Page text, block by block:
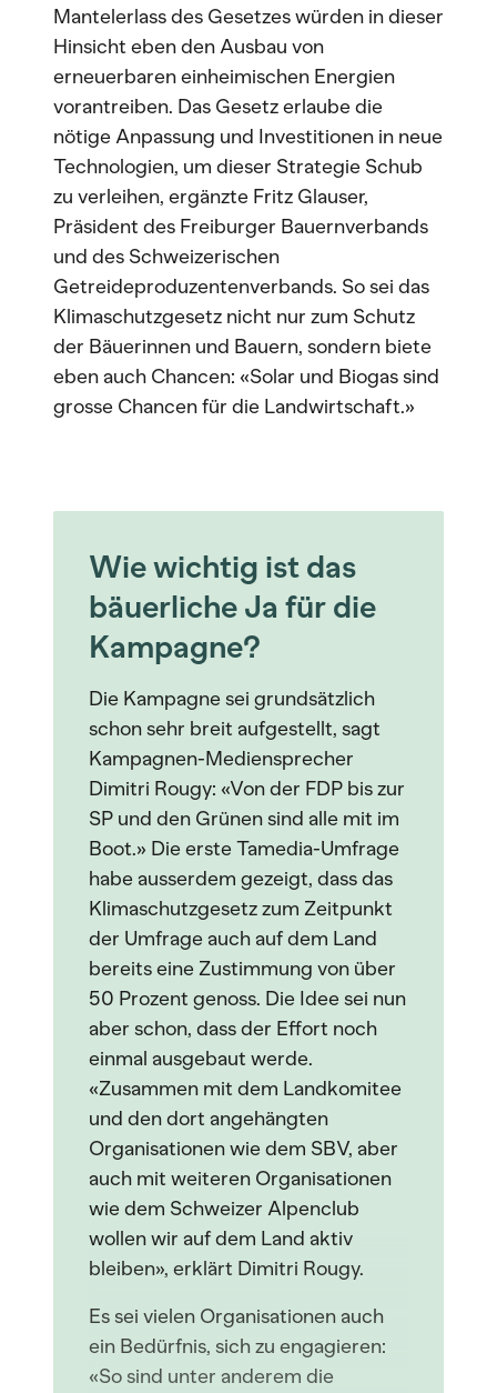
Mantelerlass des Gesetzes würden in dieser
Hinsicht eben den Ausbau von
erneuerbaren einheimischen Energien
vorantreiben. Das Gesetz erlaube die
nötige Anpassung und Investitionen in neue
Technologien, um dieser Strategie Schub
zu verleihen, ergänzte Fritz Glauser,
Präsident des Freiburger Bauernverbands
und des Schweizerischen
Getreideproduzentenverbands. So sei das
Klimaschutzgesetz nicht nur zum Schutz
der Bäuerinnen und Bauern, sondern biete
eben auch Chancen: «Solar und Biogas sind
grosse Chancen für die Landwirtschaft.»
Wie wichtig ist das
bäuerliche Ja für die
Kampagne?
Die Kampagne sei grundsätzlich
schon sehr breit aufgestellt, sagt
Kampagnen-Mediensprecher
Dimitri Rougy: «Von der FDP bis zur
SP und den Grünen sind alle mit im
Boot.» Die erste Tamedia-Umfrage
habe ausserdem gezeigt, dass das
Klimaschutzgesetz zum Zeitpunkt
der Umfrage auch auf dem Land
bereits eine Zustimmung von über
50 Prozent genoss. Die Idee sei nun
aber schon, dass der Effort noch
einmal ausgebaut werde.
«Zusammen mit dem Landkomitee
und den dort angehängten
Organisationen wie dem SBV, aber
auch mit weiteren Organisationen
wie dem Schweizer Alpenclub
wollen wir auf dem Land aktiv
bleiben», erklärt Dimitri Rougy.
Es sei vielen Organisationen auch
ein Bedürfnis, sich zu engagieren:
«So sind unter anderem die